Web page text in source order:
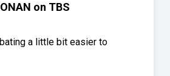
on TBS
a little bit easier to